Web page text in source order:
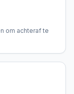
om achteraf te